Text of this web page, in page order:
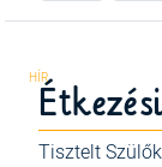
Tisztelt